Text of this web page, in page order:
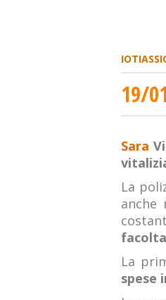
19/
Sara
La
anche
La
spese